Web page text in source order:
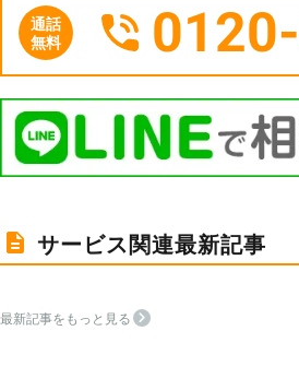
通話
無料
サービス関連最新記事
最新記事をもっと見る